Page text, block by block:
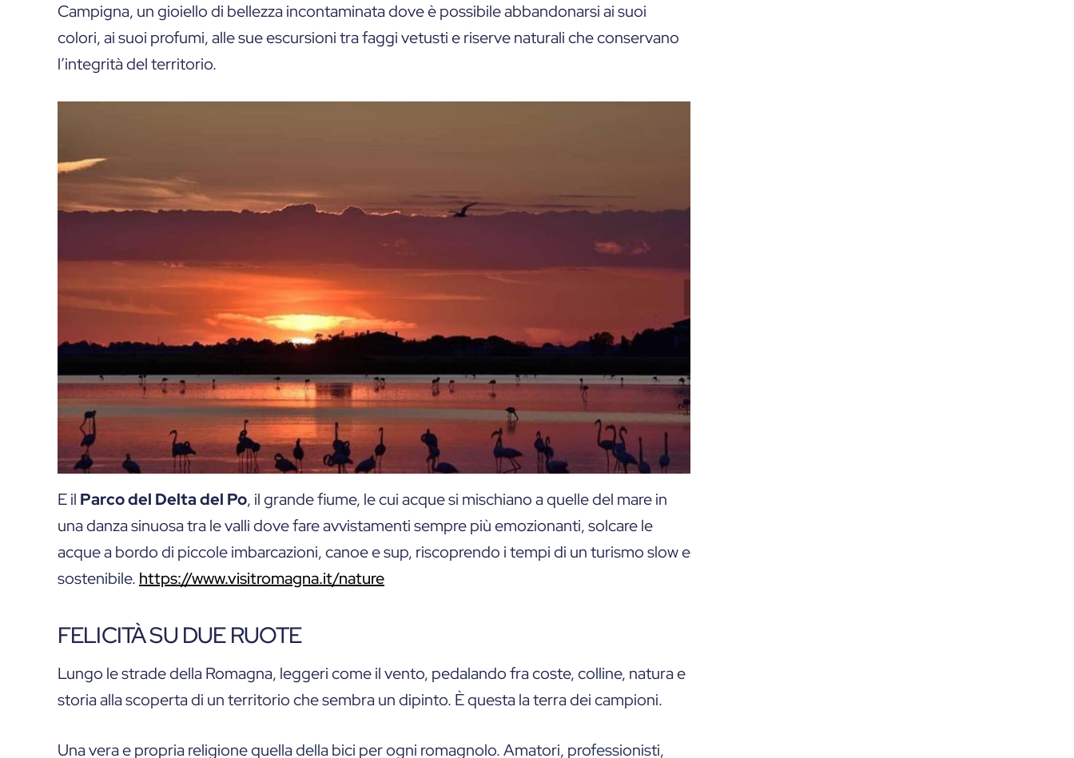
Campigna, un gioiello di bellezza incontaminata dove è possibile abbandonarsi ai suoi
colori, ai suoi profumi, alle sue escursioni tra faggi vetusti e riserve naturali che conservano
l’integrità del territorio.
E il Parco del Delta del Po, il grande fiume, le cui acque si mischiano a quelle del mare in
una danza sinuosa tra le valli dove fare avvistamenti sempre più emozionanti, solcare le
acque a bordo di piccole imbarcazioni, canoe e sup, riscoprendo i tempi di un turismo slow e
sostenibile. https://www.visitromagna.it/nature
FELICITÀ SU DUE RUOTE
Lungo le strade della Romagna, leggeri come il vento, pedalando fra coste, colline, natura e
storia alla scoperta di un territorio che sembra un dipinto. È questa la terra dei campioni.
Una vera e propria religione quella della bici per ogni romagnolo. Amatori, professionisti,